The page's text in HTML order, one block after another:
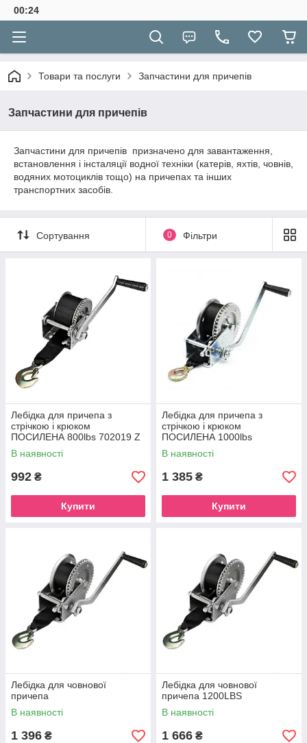
00:24
Товари та послуги Запчастини для причепів
Запчастини для причепів
Запчастини для причепів призначено для завантаження,
встановлення і інсталяції водної техніки (катерів, яхтів, човнів,
водяних мотоциклів тощо) на причепах та інших
транспортних засобів.
Сортування 0 Фільтри
Лебідка для причепа з
стрічкою і крюком
ПОСИЛЕНА 800lbs 702019 Z
В наявності
992 ₴
Купити
Лебідка для причепа з
стрічкою і крюком
ПОСИЛЕНА 1000lbs
оцинкована 702020
В наявності
1 385 ₴
Купити
Лебідка для човнової
причепа
В наявності
1 396 ₴
Лебідка для човнової
причепа 1200LBS
В наявності
1 666 ₴